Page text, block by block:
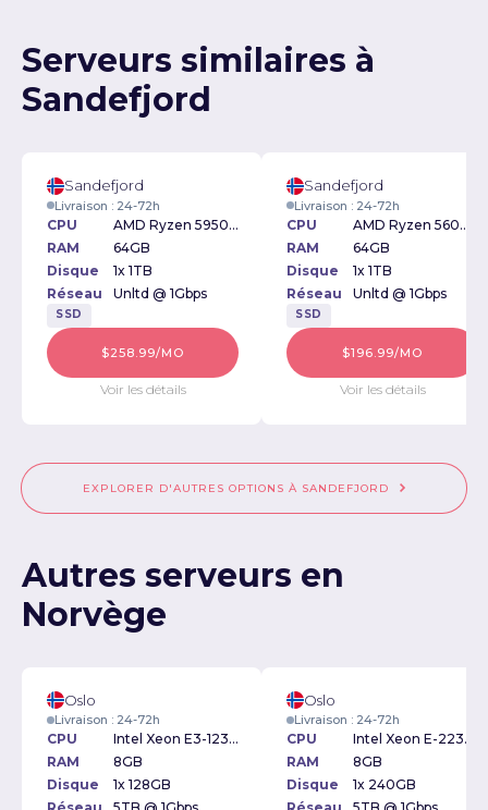
Serveurs similaires à
Sandefjord
Sandefjord
Livraison : 24-72h
CPU
AMD Ryzen 5950X 3.4GHz
RAM
64GB
Disque
1x 1TB
Réseau
Unltd @ 1Gbps
SSD
$258.99/MO
Voir les détails
Sandefjord
Livraison : 24-72h
CPU
AMD Ryzen 5600 3.5GHz
RAM
64GB
Disque
1x 1TB
Réseau
Unltd @ 1Gbps
SSD
$196.99/MO
Voir les détails
EXPLORER D'AUTRES OPTIONS À SANDEFJORD
Autres serveurs en
Norvège
Oslo
Livraison : 24-72h
CPU
Intel Xeon E3-1230v2 3.30GHz
RAM
8GB
Disque
1x 128GB
Oslo
Livraison : 24-72h
CPU
Intel Xeon E-2234 3.6GHz
RAM
8GB
Disque
1x 240GB